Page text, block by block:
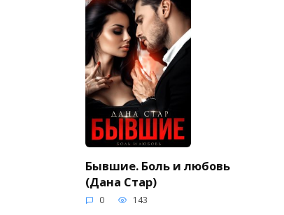
Бывшие. Боль и любовь
(Дана Стар)
0 143